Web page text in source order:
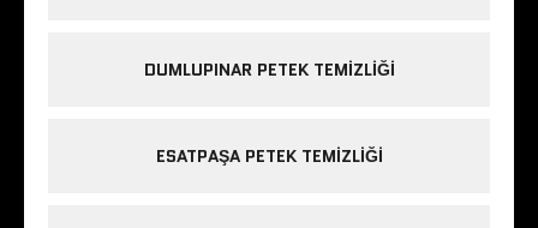
DUMLUPINAR PETEK TEMIZLIĞI
ESATPAŞA PETEK TEMIZLIĞI